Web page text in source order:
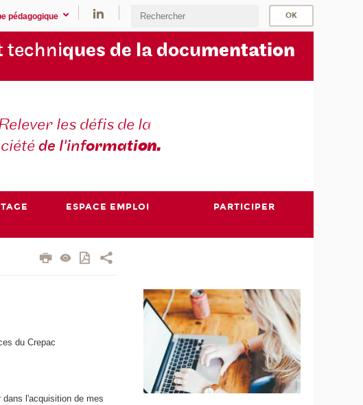
pédagogique
techniques de la documentation
les défis de la
de l'information.
ESPACE EMPLOI PARTICIPER
du Crepac
l'acquisition de mes